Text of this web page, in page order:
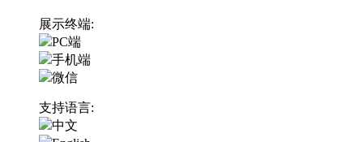
展示终端:
PC端
手机端
微信
支持语言:
中文